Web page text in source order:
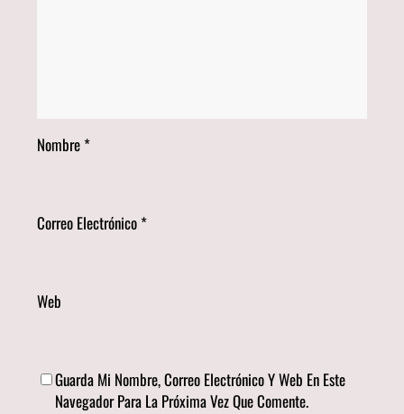
Nombre *
Correo Electrónico *
Web
Guarda Mi Nombre, Correo Electrónico Y Web En Este
Navegador Para La Próxima Vez Que Comente.